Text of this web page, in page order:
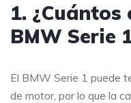
1.
BMW Serie
El BMW Serie 1 puede
de motor, por lo que la